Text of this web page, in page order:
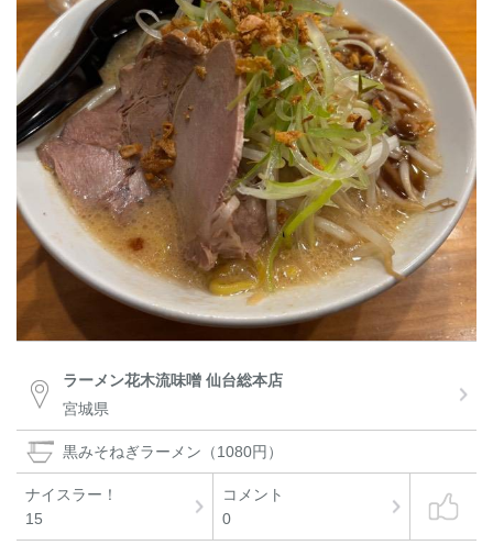
ラーメン花木流味噌 仙台総本店
宮城県
黒みそねぎラーメン（1080円）
ナイスラー！
15
コメント
0